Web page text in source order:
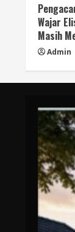
Wajar
Masih
Admin